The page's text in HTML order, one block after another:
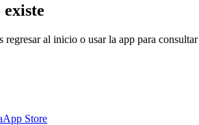
al inicio o usar la app para
App Store